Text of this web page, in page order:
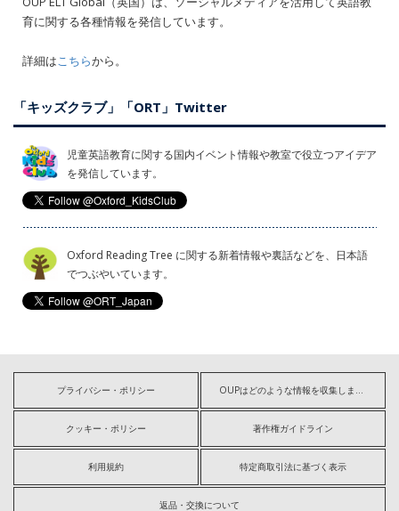
育に関する各種情報を発信しています。
詳細はこちらから。
「キッズクラブ」「ORT」Twitter
児童英語教育に関する国内イベント情報や教室で役立つアイデア
を発信しています。
Oxford Reading Tree に関する新着情報や裏話などを、日本語
でつぶやいています。
プライバシー・ポリシー OUPはどのような情報を収集しますか?
クッキー・ポリシー 著作権ガイドライン
利用規約 特定商取引法に基づく表示
返品・交換について